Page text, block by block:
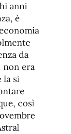
anni
è
da
non era
la si
così